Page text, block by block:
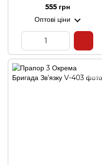
ДШВ
555 грн
Оптові ціни